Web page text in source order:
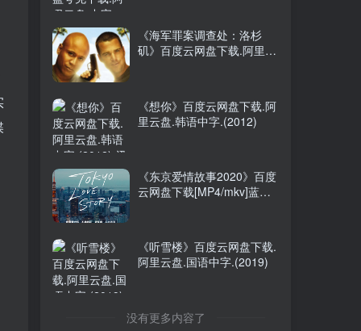
《海军罪案调查处：洛杉
矶》百度云网盘下载.阿里云
《想你》百度云网盘下载.阿
里云盘.韩语中字.(2012)
《东京爱情故事2020》百度
云网盘下载[MP4/mkv]蓝光
《听雪楼》百度云网盘下载.
阿里云盘.国语中字.(2019)
没有更多内容了
阿凡达：火与烬4K中英双字
TOP6
《屋顶上的绿宝石》百度云
网盘夸克下载.阿里云盘.中
字.(2006)
《福建一百吃》百度云网盘
夸克下载.阿里云盘.中字.
(2025)
矶》百度云网盘下载.阿里云